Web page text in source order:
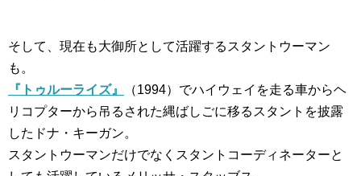
そして、現在も大御所として活躍するスタントウーマン
も。
『トゥルーライズ』
（1994）でハイウェイを走る車からヘ
リコプターから吊るされた縄ばしごに移るスタントを披露
したドナ・キーガン。
スタントウーマンだけでなくスタントコーディネーターと